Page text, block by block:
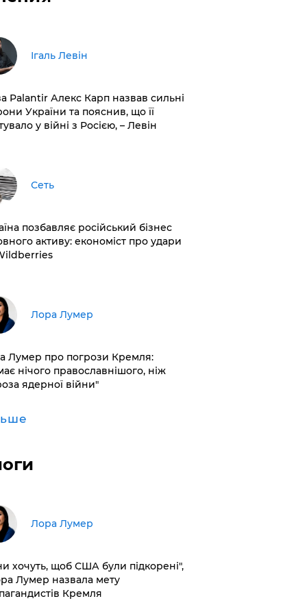
Ігаль Левін
Palantir Алекс Карп назвав сильні
України та пояснив, що її
у війні з Росією, – Левін
Сеть
позбавляє російський бізнес
активу: економіст про удари
​Лора Лумер
Лумер про погрози Кремля:
нічого православнішого, ніж
ядерної війни"
​Лора Лумер
хочуть, щоб США були підкорені",
Лумер назвала мету
Кремля